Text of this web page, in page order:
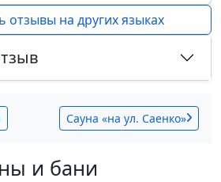
отзывы на других языках
Сауна «на ул. Саенко»
и бани